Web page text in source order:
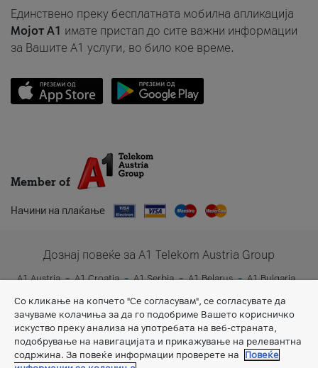
Единствено преку бесплатната мобилна апликација
Мојот A1 имате пристап до сите важни информации
за Вашите A1 услуги, во било кое време.
Member of
Начини на плаќање
Дознај повеќе за A1 Telekom Austria Group
A1 Austria A1 Croatia A1 Serbia A1 Belarus
A1 Bulgaria
Со кликање на копчето "Се согласувам", се согласувате да
зачуваме колачиња за да го подобриме Вашето корисничко
искуство преку анализа на употребата на веб-страната,
подобрување на навигацијата и прикажување на релевантна
содржина. За повеќе информации проверете на
Повеќе